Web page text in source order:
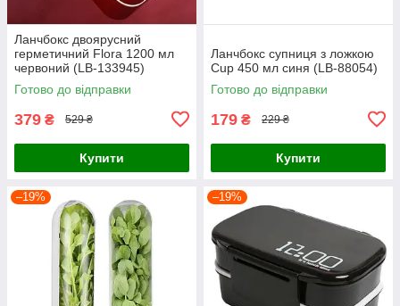
Ланчбокс двоярусний
герметичний Flora 1200 мл
червоний (LB-133945)
Готово до відправки
379 ₴ 529 ₴
Купити
Ланчбокс супниця з ложкою
Cup 450 мл синя (LB-88054)
Готово до відправки
179 ₴ 229 ₴
Купити
–19% –19%